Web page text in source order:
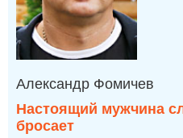
Александр Фомичев
Настоящий мужчина
бросает